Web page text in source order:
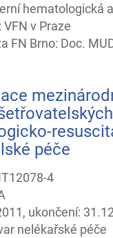
hematologická
v Praze
FN Brno: Doc.
péče
4
ukončení:
nelékařské péče